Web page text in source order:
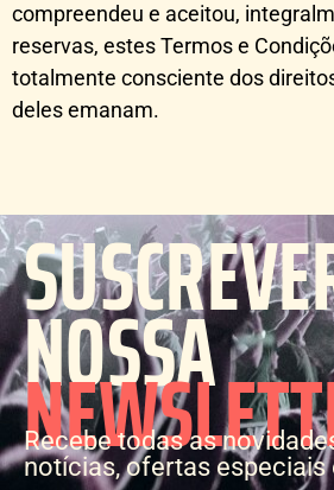
compreendeu e aceitou,
reservas, estes Termos e
totalmente consciente dos
deles emanam.
NOSSA
Recebe todas as
notícias, ofertas especiais